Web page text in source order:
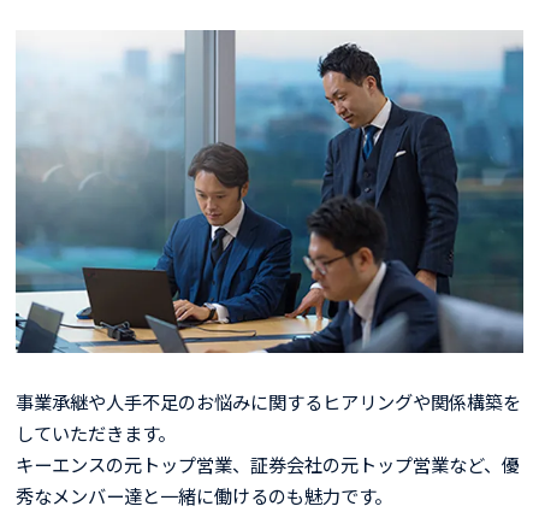
事業承継や人手不足のお悩みに関するヒアリングや関係構築を
していただきます。
キーエンスの元トップ営業、証券会社の元トップ営業など、優
秀なメンバー達と一緒に働けるのも魅力です。